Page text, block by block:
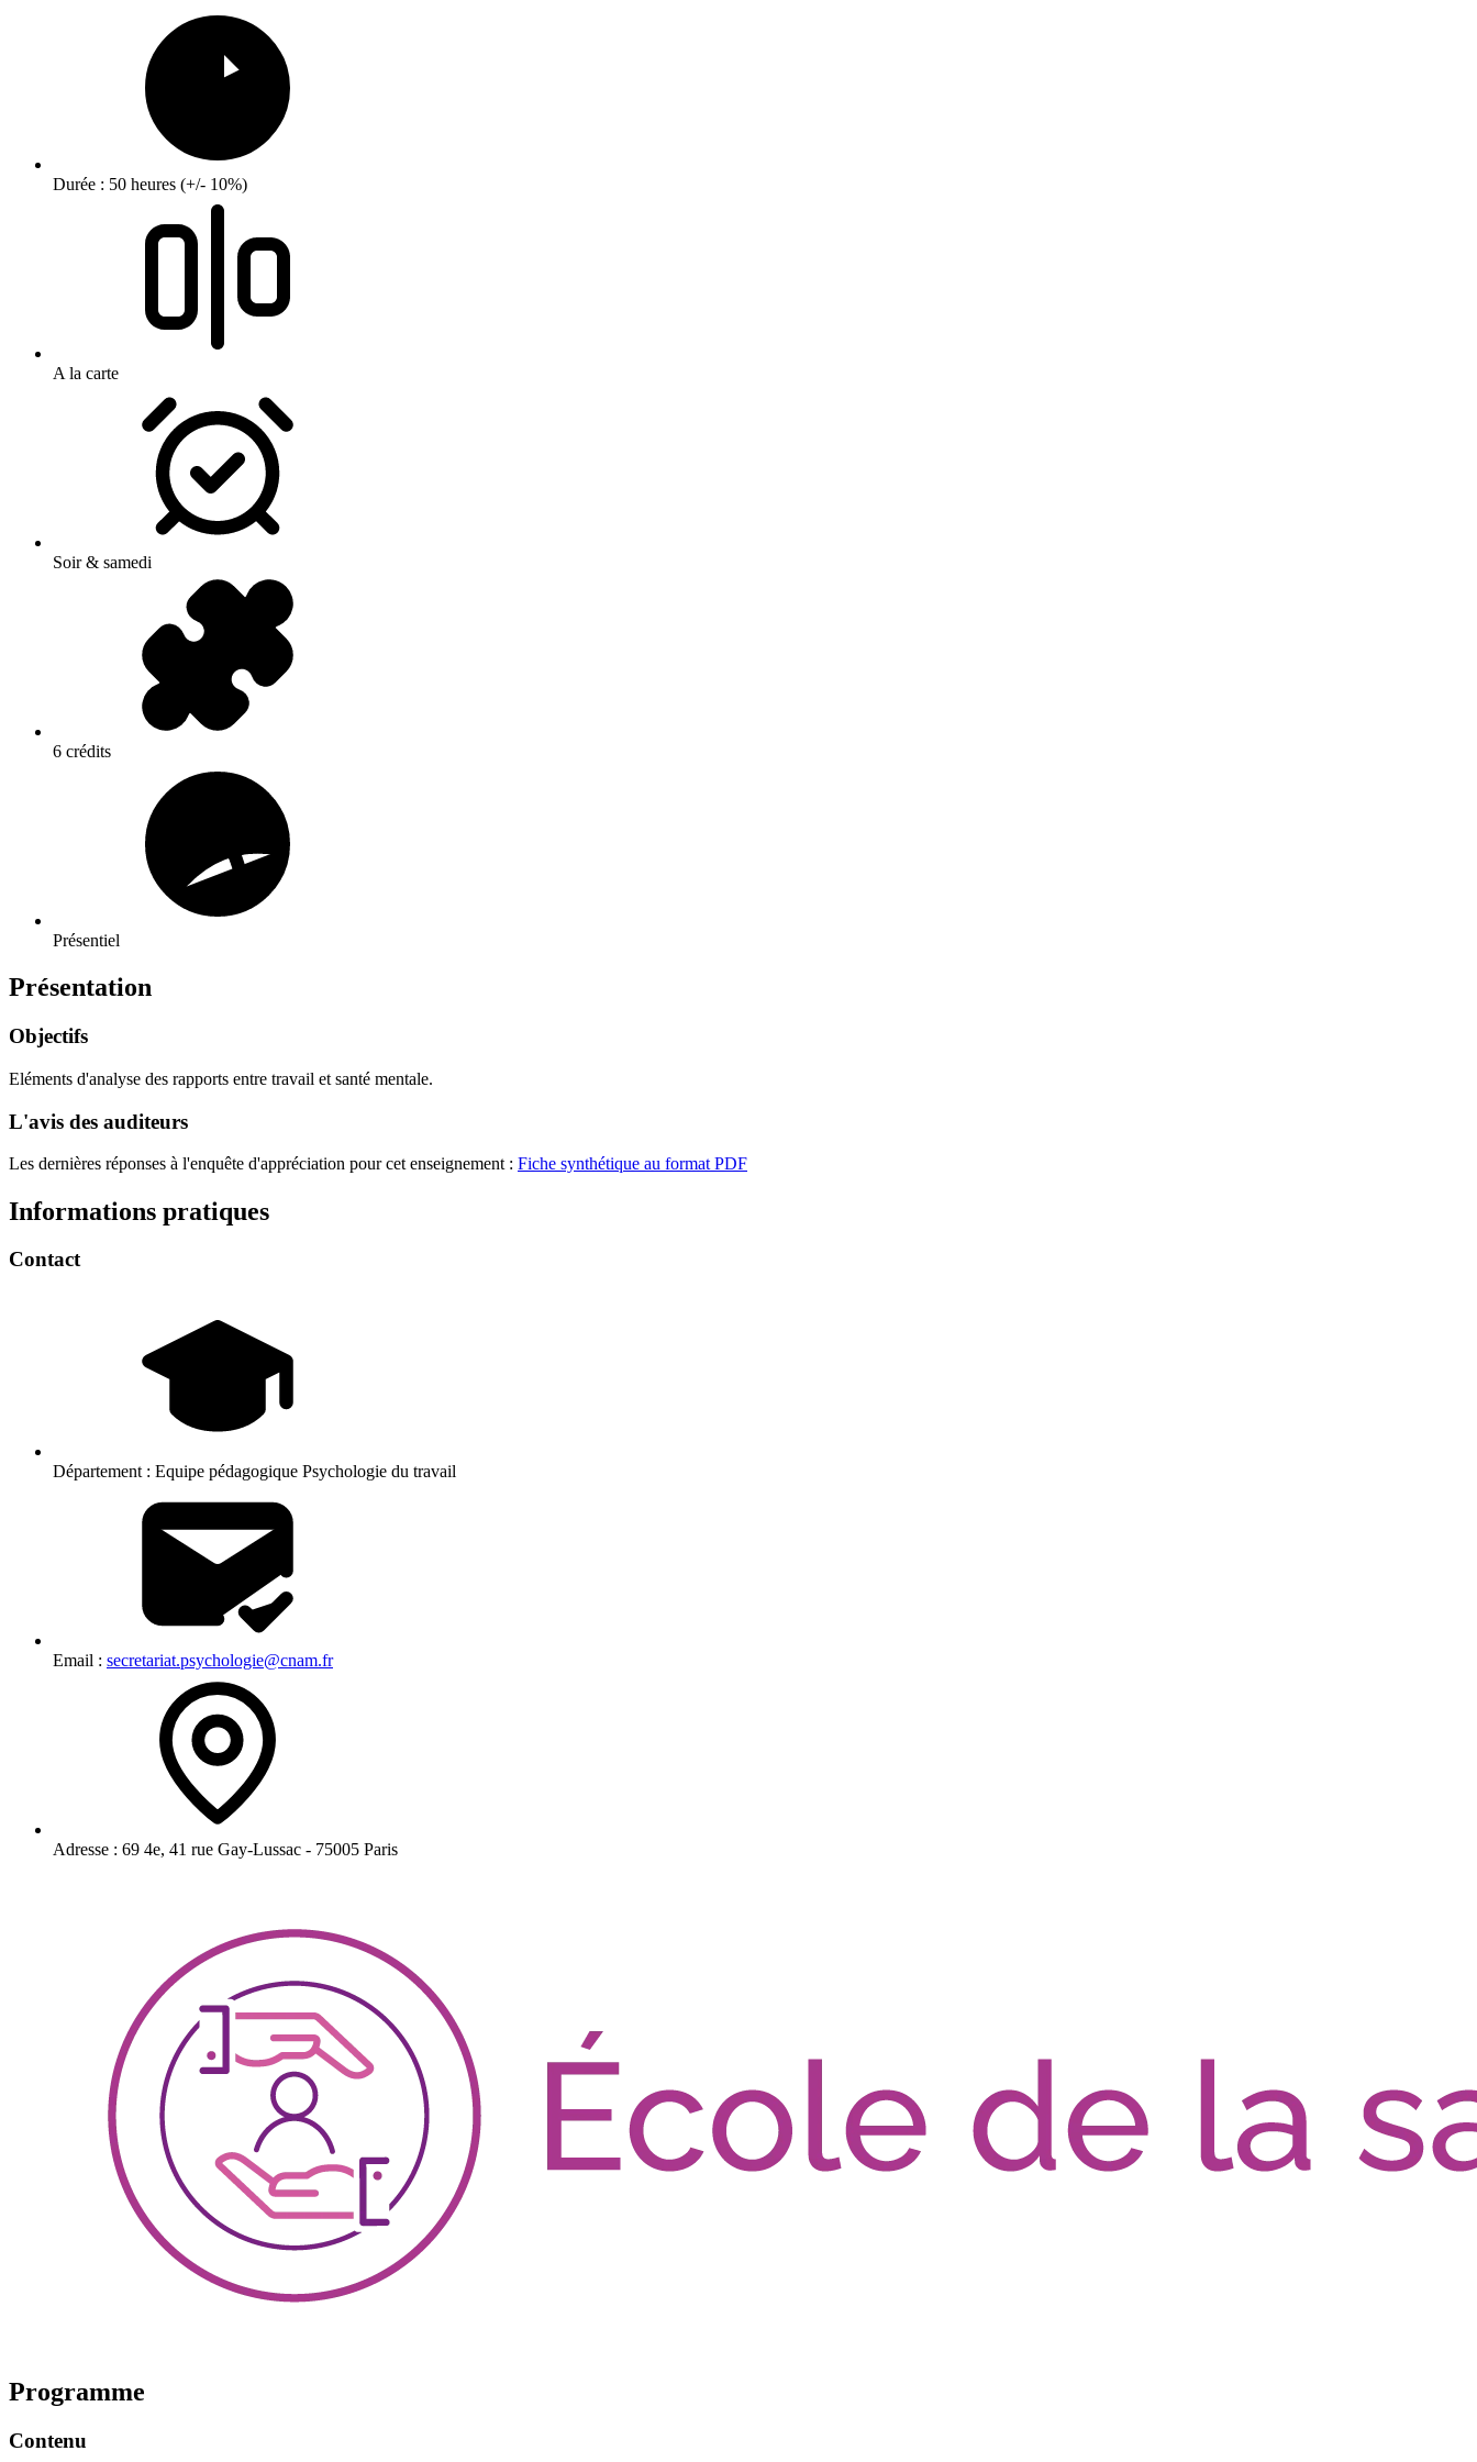
Durée : 50 heures (+/- 10%)
A la carte
Soir & samedi
6 crédits
Présentiel
Présentation
Objectifs
Eléments d'analyse des rapports entre travail et santé mentale.
L'avis des auditeurs
Les dernières réponses à l'enquête d'appréciation pour cet enseignement : Fiche synthétique au format PDF
Informations pratiques
Contact
Département : Equipe pédagogique Psychologie du travail
Email : secretariat.psychologie@cnam.fr
Adresse : 69 4e, 41 rue Gay-Lussac - 75005 Paris
Programme
Contenu